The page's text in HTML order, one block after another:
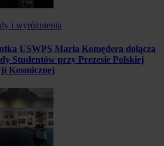
i wyróżnienia
USWPS Maria Komędera dołącza
Studentów przy Prezesie Polskiej
Kosmicznej